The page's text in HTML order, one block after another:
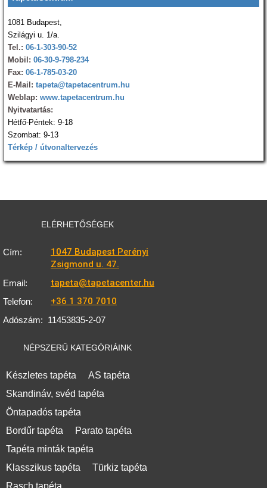
1081 Budapest,
Szilágyi u. 1/a.
Tel.: 06-1-303-90-52
Mobil: 06-30-9-798-234
Fax: 06-1-785-03-20
E-Mail: tapeta@tapetacentrum.hu
Weblap: www.tapetacentrum.hu
Nyitvatartás:
Hétfő-Péntek: 9-18
Szombat: 9-13
Térkép / útvonaltervezés
ELÉRHETŐSÉGEK
Cím:
1047 Budapest Perényi
Zsigmond u. 47.
Email: tapeta@tapetacenter.hu
Telefon: +36 1 370 7010
Adószám: 11453835-2-07
NÉPSZERŰ KATEGÓRIÁINK
Készletes tapéta
AS tapéta
Skandináv, svéd tapéta
Öntapadós tapéta
Bordűr tapéta
Parato tapéta
Tapéta minták tapéta
Klasszikus tapéta
Türkiz tapéta
Rasch tapéta